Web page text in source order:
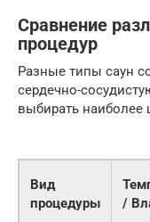
Сравнение
процедур
Разные типы саун
сердечно-
выбирать
Вид
процедуры
/